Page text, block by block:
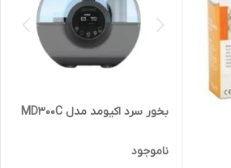
بخور سرد اکیومد مدل MD300C
ناموجود